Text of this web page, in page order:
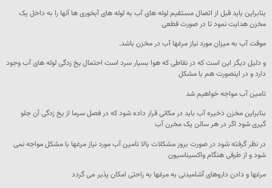
بنابراین باید قبل از اتصال مستقیم لوله های آب به لوله های آبخوری ها آنها را به داخل یک
مخزن هدایت نمود تا در صورت قطعی
موقت آب به میزان مورد نیاز مرغها آب در مخزن باشد.
و دلیل دیگر این است که در نقاطی که هوا بسیار سرد است احتمال یخ زدگی لوله های آب وجود
دارد و در اینصورت هم با مشکل
تامین آب مواجه خواهیم شد
بنابراین مخزن ذخیره آب باید در مکانی قرار داده شود که در فصل سرما از یخ زدگی آن جلو
گیری شود اگر در هر سالن یک مخرن آب
در نظر گرفته شود در صورت بروز مشکلات بالا تامین آب مورد نیاز مرغها با مشکل مواجه نمی
شود و از طرفی هنگام واکسیناسیون
مرغها و دادن داروهای آشامیدنی به مرغها به راحتی امکان پذیر می گردد